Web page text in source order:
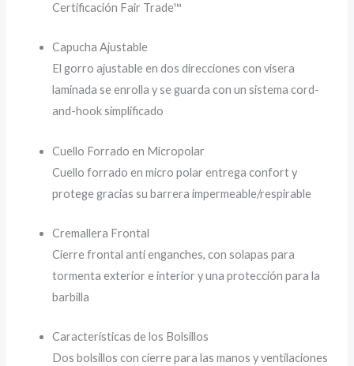
Certificación Fair Trade™
Capucha Ajustable
El gorro ajustable en dos direcciones con visera
laminada se enrolla y se guarda con un sistema cord-
and-hook simplificado
Cuello Forrado en Micropolar
Cuello forrado en micro polar entrega confort y
protege gracias su barrera impermeable/respirable
Cremallera Frontal
Cierre frontal anti enganches, con solapas para
tormenta exterior e interior y una protección para la
barbilla
Características de los Bolsillos
Dos bolsillos con cierre para las manos y ventilaciones